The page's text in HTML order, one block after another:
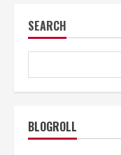
SEARCH
BLOGROLL